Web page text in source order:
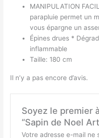
MANIPULATION
parapluie permet un
vous épargne un
Épines drues *
inflammable
Taille: 180 cm
Il n’y a pas encore d’avis.
Soyez le premier
“Sapin de Noel
Votre adresse e-mail ne